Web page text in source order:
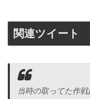
関連ツイート
当時の取ってた作